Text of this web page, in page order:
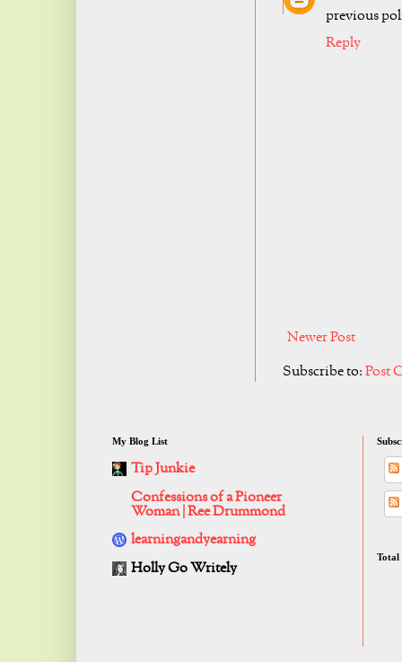
previous
Reply
Newer Post
Subscribe to:Post
My Blog List
Tip Junkie
Confessions of a Pioneer
Woman | Ree Drummond
learningandyearning
Holly Go Writely
Total